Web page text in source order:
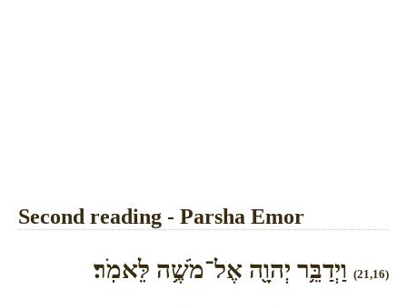
Second reading - Parsha Emor
(21,16) וַיְדַבֵּ֥ר יְהוָ֖ה אֶל־מֹשֶׁ֥ה לֵּאמֹֽר׃